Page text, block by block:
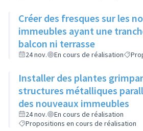
Créer des fresques sur les
immeubles ayant une
balcon ni terrasse
24 nov. En cours de réalisation
Installer des plantes
structures métalliques
des nouveaux immeubles
24 nov.
En cours de réalisation
Propositions en cours de réalisation